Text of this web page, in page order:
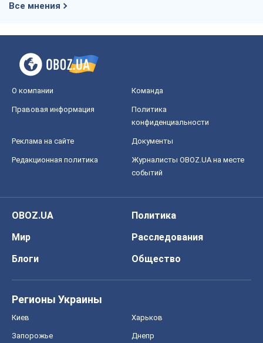
Все мнения
О компании Команда
Правовая информация
Политика
конфиденциальности
Реклама на сайте Документы
Редакционная политика
Журналисты OBOZ.UA на месте
событий
OBOZ.UA
Политика
Мир
Расследования
Блоги
Общество
Регионы Украины
Киев Харьков
Запорожье Днепр